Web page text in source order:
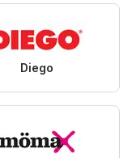
Diego